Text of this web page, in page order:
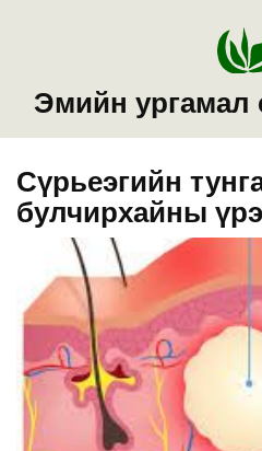
Эмийн ургамал
Сүрьеэгийн
булчирхайны